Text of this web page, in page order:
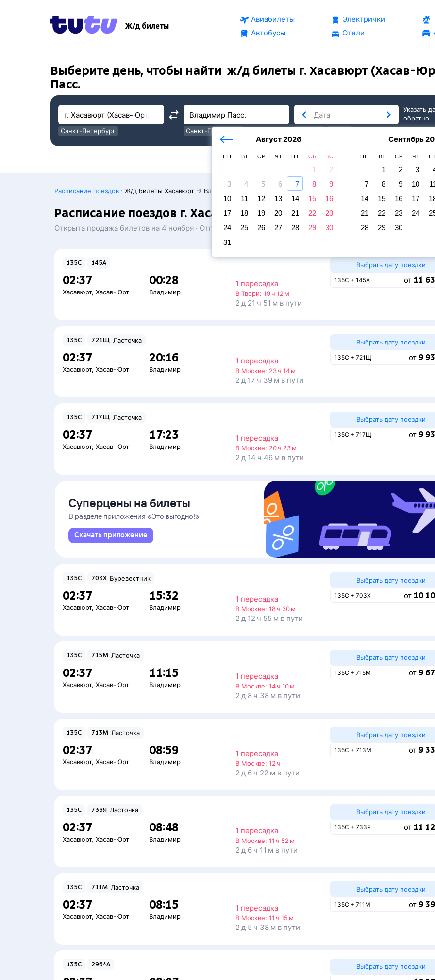
Ж/д билеты
Авиабилеты
Автобусы
Электрички
Отели
Выберите день, чтобы найти ж/д билеты г. Хасавюрт (Хасав-
Пасс.
Санкт-Петербург
Санкт-Петербург
Август 2026
ПН ВТ СР ЧТ ПТ СБ ВС
1
2
3
4 5 6 7 8
9
10
11 12 13 14 15
16
17
18 19 20 21 22
23
24
25 26 27 28 29
30
31
Сентябрь
ПН ВТ СР ЧТ
1 2 3
7
8 9 10
14
15 16 17
21
22 23 24
28
29 30
послезавтра
Указать
обратно
Расписание поездов · Ж/д билеты Хасавюрт → Владимир
Расписание поездов г. Хасавюрт (Хасав-Юрт, С.-Кав.) —
Открыта продажа билетов на 4 ноября · Отправление и прибытие по местному времени. Цены за 1
135С 145А
02:37
Хасавюрт, Хасав-Юрт
00:28
Владимир
1 пересадка
В Твери: 19 ч 12 м
2 д 21 ч 51 м в пути
Выбрать дату поездки
135С + 145А от 11
135С 721Щ Ласточка
02:37
Хасавюрт, Хасав-Юрт
20:16
Владимир
1 пересадка
В Москве: 23 ч 14 м
2 д 17 ч 39 м в пути
Выбрать дату поездки
135С + 721Щ от 9
135С 717Щ Ласточка
02:37
Хасавюрт, Хасав-Юрт
17:23
Владимир
1 пересадка
В Москве: 20 ч 23 м
2 д 14 ч 46 м в пути
Выбрать дату поездки
135С + 717Щ от 9
Суперцены на билеты
В разделе приложения «Это выгодно!»
Скачать приложение
135С 703Х Буревестник
02:37
Хасавюрт, Хасав-Юрт
15:32
Владимир
1 пересадка
В Москве: 18 ч 30 м
2 д 12 ч 55 м в пути
Выбрать дату поездки
135С + 703Х от 10
135С 715М Ласточка
02:37
Хасавюрт, Хасав-Юрт
11:15
Владимир
1 пересадка
В Москве: 14 ч 10 м
2 д 8 ч 38 м в пути
Выбрать дату поездки
135С + 715М от 9
135С 713М Ласточка
02:37
Хасавюрт, Хасав-Юрт
08:59
Владимир
1 пересадка
В Москве: 12 ч
2 д 6 ч 22 м в пути
Выбрать дату поездки
135С + 713М от 9
135С 733Я Ласточка
02:37
Хасавюрт, Хасав-Юрт
08:48
Владимир
1 пересадка
В Москве: 11 ч 52 м
2 д 6 ч 11 м в пути
Выбрать дату поездки
135С + 733Я от 11
135С 711М Ласточка
02:37
Хасавюрт, Хасав-Юрт
08:15
Владимир
1 пересадка
В Москве: 11 ч 15 м
2 д 5 ч 38 м в пути
Выбрать дату поездки
135С + 711М от 9
135С 296*А Выбрать дату поездки